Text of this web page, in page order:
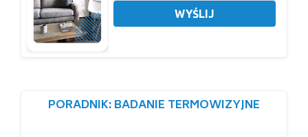
WYŚLIJ
PORADNIK: BADANIE TERMOWIZYJNE